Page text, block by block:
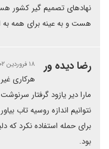
نهادهای تصمیم گیر کشور
هست و به عینه برای همه به
رضا دیده ور ۱۸ فروردین ۱۴۰۲ | ۱۹:۱۱
هرکاری
مارا دیر یازود گرفتار
نتوانیم اندازه روسیه تاب
برای حمله استفاده نکرد
بود.